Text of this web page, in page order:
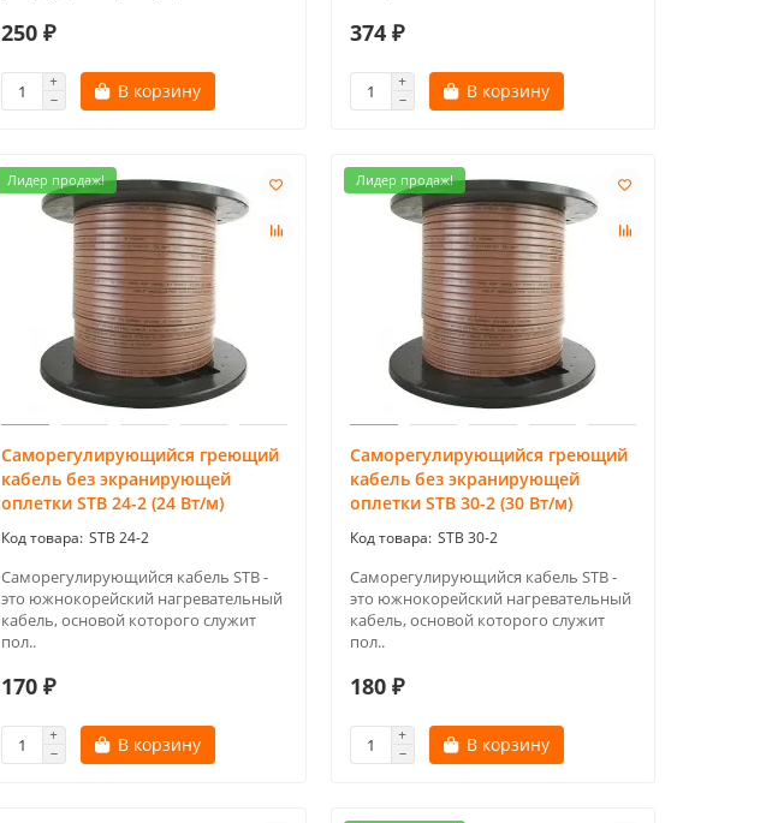
250 ₽
В корзину
374 ₽
В корзину
Лидер продаж!
Саморегулирующийся греющий
кабель без экранирующей
оплетки STB 24-2 (24 Вт/м)
STB 24-2
Саморегулирующийся кабель STB -
это южнокорейский нагревательный
кабель, основой которого служит
пол..
170 ₽
В корзину
Лидер продаж!
Саморегулирующийся греющий
кабель без экранирующей
оплетки STB 30-2 (30 Вт/м)
STB 30-2
Саморегулирующийся кабель STB -
это южнокорейский нагревательный
кабель, основой которого служит
пол..
180 ₽
В корзину